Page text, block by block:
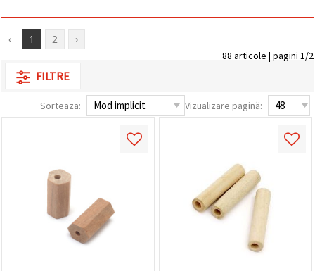
cea mai
experiență
vă de
preferințele
urile făcând
‹ 1 2 ›
88 articole | pagini 1/2
FILTRE
Sorteaza: Vizualizare pagină: